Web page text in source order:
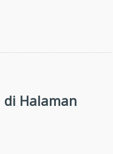
di Halaman